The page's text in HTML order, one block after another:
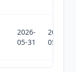
2026-
05-31
2026-
05-31